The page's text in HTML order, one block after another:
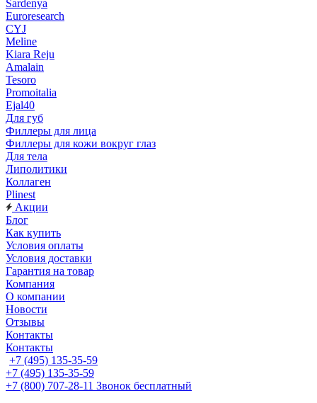
Sardenya
Euroresearch
CYJ
Meline
Kiara Reju
Amalain
Tesoro
Promoitalia
Ejal40
Для губ
Филлеры для лица
Филлеры для кожи вокруг глаз
Для тела
Липолитики
Коллаген
Plinest
Акции
Блог
Как купить
Условия оплаты
Условия доставки
Гарантия на товар
Компания
О компании
Новости
Отзывы
Контакты
Контакты
+7 (495) 135-35-59
+7 (495) 135-35-59
+7 (800) 707-28-11 Звонок бесплатный